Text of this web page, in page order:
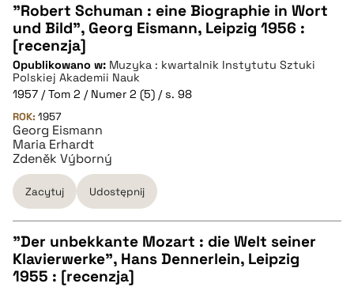
CZYSTY TEKST
pobierz cytat
BIBTEX
pobierz cytat
"Robert Schuman : eine Biographie in Wort
und Bild", Georg Eismann, Leipzig 1956 :
[recenzja]
Opublikowano w: Muzyka : kwartalnik Instytutu Sztuki
Polskiej Akademii Nauk
1957 / Tom 2 / Numer 2 (5) / s. 98
ROK: 1957
Georg Eismann
Maria Erhardt
Zdeněk Výborný
Zacytuj Udostępnij
CZYSTY TEKST
"Der unbekkante Mozart : die Welt seiner
Klavierwerke", Hans Dennerlein, Leipzig
1955 : [recenzja]